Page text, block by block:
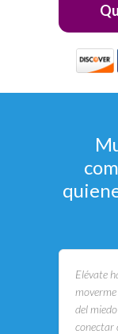
Elévate
del
conectar